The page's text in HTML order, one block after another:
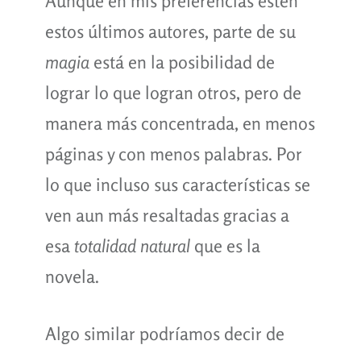
estos últimos autores, parte de su
magiaestá en la posibilidad de
lograr lo que logran otros, pero de
manera más concentrada, en menos
páginas y con menos palabras. Por
lo que incluso sus características se
ven aun más resaltadas gracias a
esa totalidad natural que es la
novela.
Algo similar podríamos decir de